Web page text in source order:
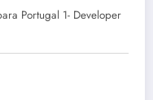
Portugal 1- Developer